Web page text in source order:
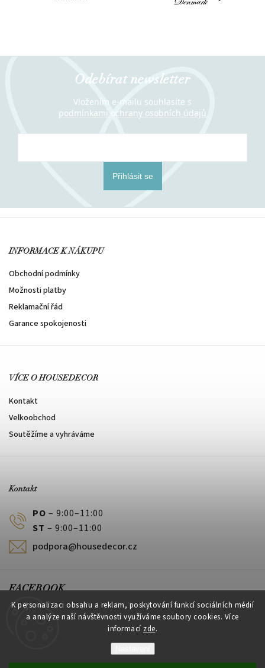
K personalizaci obsahu a reklam, poskytování funkcí sociálních médií
a analýze naší návštěvnosti využíváme soubory cookies. Více
informací zde.
Odebírat newsletter
Vložením e-mailu souhlasíte s
podmínkami ochrany osobních údajů
Přihlásit se
INFORMACE K NÁKUPU
Obchodní podmínky
Možnosti platby
Reklamační řád
Garance spokojenosti
VÍCE O HOUSEDECOR
Kontakt
Velkoobchod
Soutěžíme a vyhráváme
Kontakt
PO – 9:00–11:00
ST – 9:00–11:00
podpora@housedecor.cz
FACEBOOK